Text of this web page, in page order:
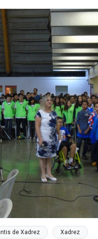
de Xadrez Xadrez